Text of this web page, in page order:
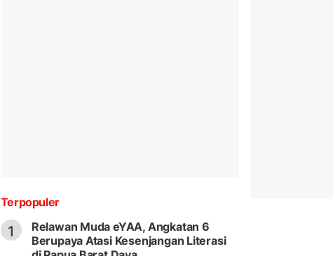
Terpopuler
1
Relawan Muda eYAA, Angkatan 6
Berupaya Atasi Kesenjangan Literasi